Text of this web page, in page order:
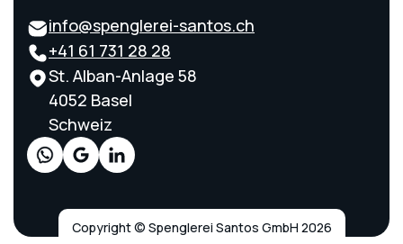
info@spenglerei-santos.ch
+41 61 731 28 28
St. Alban-Anlage 58
4052 Basel
Schweiz
Copyright © Spenglerei Santos GmbH 2026